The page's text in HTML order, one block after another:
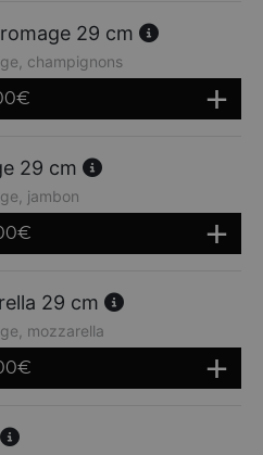
29 cm
champignons
€
29 cm
jambon
€
29 cm
mozzarella
€